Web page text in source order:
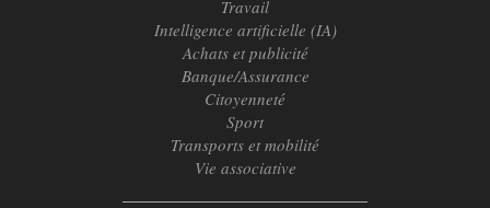
Travail
Intelligence artificielle (IA)
Achats et publicité
Banque/Assurance
Citoyenneté
Sport
Transports et mobilité
Vie associative